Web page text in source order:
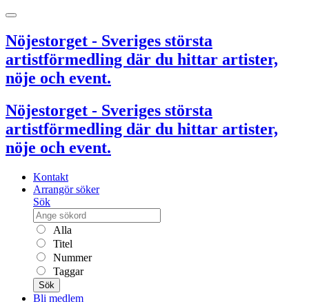
Nöjestorget - Sveriges största
artistförmedling där du hittar artister,
nöje och event.
Nöjestorget - Sveriges största
artistförmedling där du hittar artister,
nöje och event.
Kontakt
Arrangör söker
Sök
Alla
Titel
Nummer
Taggar
Sök
Bli medlem